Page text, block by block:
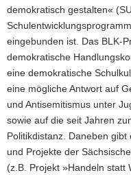
demokratisch gestalten«
eingebunden ist. Das BLK-
demokratische
eine demokratische
eine mögliche Antwort auf
und Antisemitismus unter
sowie auf die seit Jahren
Politikdistanz. Daneben
und Projekte der
(z.B. Projekt »Handeln statt